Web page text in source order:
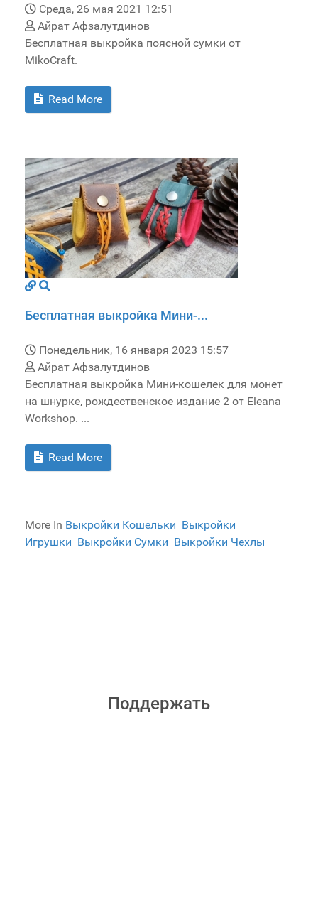
Среда, 26 мая 2021 12:51
Айрат Афзалутдинов
Бесплатная выкройка поясной сумки от
MikoCraft.
Read More
Бесплатная выкройка Мини-...
Понедельник, 16 января 2023 15:57
Айрат Афзалутдинов
Бесплатная выкройка Мини-кошелек для монет
на шнурке, рождественское издание 2 от Eleana
Workshop. ...
Read More
More In Выкройки Кошельки Выкройки
Игрушки Выкройки Сумки Выкройки Чехлы
Поддержать